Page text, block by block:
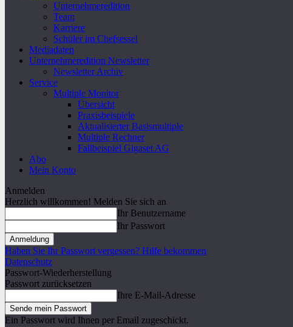
Unternehmeredition
Team
Karriere
Schüler im Chefsessel
Mediadaten
Unternehmeredition Newsletter
Newsletter Archiv
Service
Multiple Monitor
Übersicht
Praxisbeispiele
Aktualisierter Basismultiple
Multiple Rechner
Fallbeispiel Gigaset AG
Abo
Mein Konto
Anmelden
Herzlich willkommen! Melden Sie sich an
Ihr Benutzername
Ihr Passwort
Haben Sie Ihr Passwort vergessen? Hilfe bekommen
Datenschutz
Passwort-Wiederherstellung
Passwort zurücksetzen
Ihre E-Mail-Adresse
Ein Passwort wird Ihnen per Email zugeschickt.